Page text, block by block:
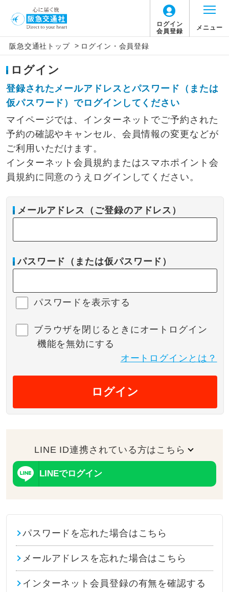
ログイン
会員登録
メニュー
阪急交通社トップ > ログイン・会員登録
ログイン
登録されたメールアドレスとパスワード（または
仮パスワード）でログインしてください
マイページでは、インターネットでご予約された
予約の確認やキャンセル、会員情報の変更などが
ご利用いただけます。
インターネット会員規約またはスマホポイント会
員規約に同意のうえログインしてください。
メールアドレス（ご登録のアドレス）
パスワード（または仮パスワード）
パスワードを表示する
ブラウザを閉じるときにオートログイン
機能を無効にする
オートログインとは？
ログイン
LINE ID連携されている方はこちら
LINEでログイン
パスワードを忘れた場合はこちら
メールアドレスを忘れた場合はこちら
インターネット会員登録の有無を確認する